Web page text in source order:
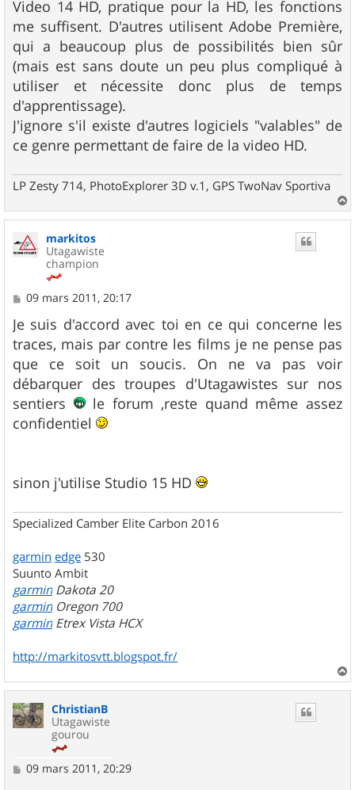
Video 14 HD, pratique pour la HD, les fonctions
me suffisent. D'autres utilisent Adobe Première,
qui a beaucoup plus de possibilités bien sûr
(mais est sans doute un peu plus compliqué à
utiliser et nécessite donc plus de temps
d'apprentissage).
J'ignore s'il existe d'autres logiciels "valables" de
ce genre permettant de faire de la video HD.
LP Zesty 714, PhotoExplorer 3D v.1, GPS TwoNav Sportiva
a
markitos
Utagawiste
champion
M
s
s
a
g
e
09 mars 2011, 20:17
Je suis d'accord avec toi en ce qui concerne les
traces, mais par contre les films je ne pense pas
que ce soit un soucis. On ne va pas voir
débarquer des troupes d'Utagawistes sur nos
sentiers
le forum ,reste quand même assez
confidentiel
sinon j'utilise Studio 15 HD
Specialized Camber Elite Carbon 2016
garmin edge 530
Suunto Ambit
garmin Dakota 20
garmin Oregon 700
garmin Etrex Vista HCX
http://markitosvtt.blogspot.fr/
a
ChristianB
Utagawiste
gourou
M
09 mars 2011, 20:29